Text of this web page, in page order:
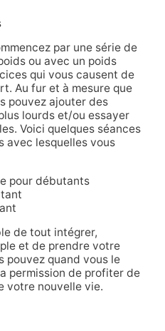
par une série de
ou avec un poids
qui vous causent de
Au fur et à mesure que
pouvez ajouter des
lourds et/ou essayer
Voici quelques séances
avec lesquelles vous
pour débutants
de tout intégrer,
et de prendre votre
pouvez quand vous le
permission de profiter de
votre nouvelle vie.